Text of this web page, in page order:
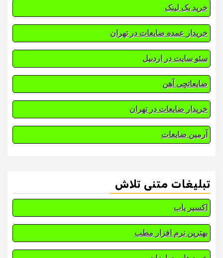
خرید بک لینک
خریدار عمده ضایعات در تهران
سئو سایت در اردبیل
ضایعاتچی آهن
خریدار ضایعات در تهران
آرمین ضایعات
تبلیغات متنی تلاش
اکسیر یاب
بهترین نرم افزار مطب